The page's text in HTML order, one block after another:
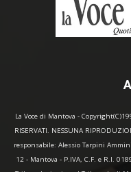
La Voce di Mantova -
RISERVATI. NESSUNA
responsabile: Alessio Tarpini
12 - Mantova - P.IVA, C.F. e R.I.